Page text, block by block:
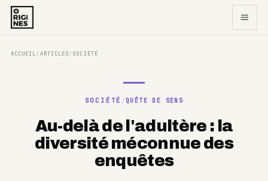
ACCUEIL / ARTICLES / SOCIÉTÉ
SOCIÉTÉ /QUÊTE DE SENS
Au-delà de l'adultère : la
diversité méconnue des
enquêtes